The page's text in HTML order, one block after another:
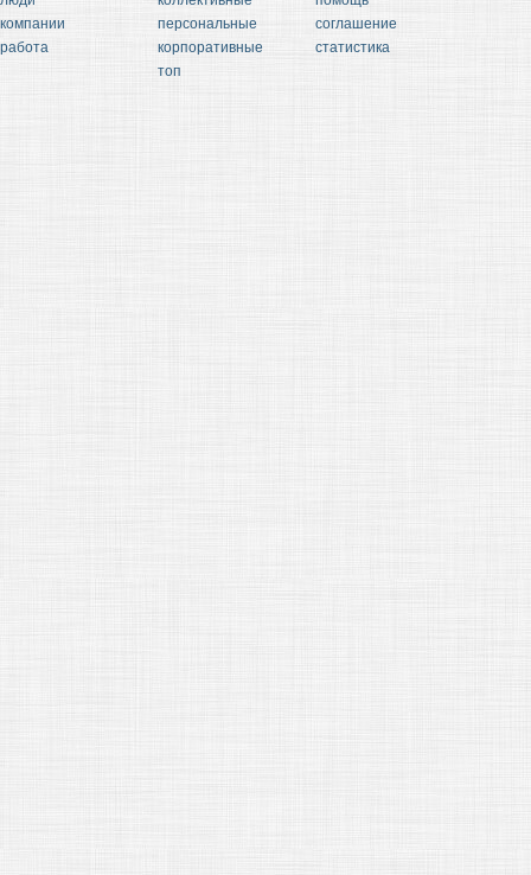
компании
работа
персональные
корпоративные
топ
соглашение
статистика